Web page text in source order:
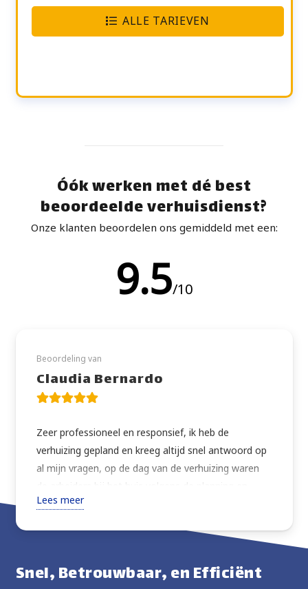
ALLE TARIEVEN
Óók werken met dé best
beoordeelde verhuisdienst?
Onze klanten beoordelen ons gemiddeld met een:
9.5/10
Beoordeling van
Claudia Bernardo
Zeer professioneel en responsief, ik heb de
verhuizing gepland en kreeg altijd snel antwoord op
al mijn vragen, op de dag van de verhuizing waren
de arbeiders bij het huis volgens de planning en
verhuisden alles wat ik vroeg met extra zorg. Zeer
over de beste manier om verder te gaan. Goede
de service opnieuw gebruiken.
Lees meer
Snel, Betrouwbaar, en Efficiënt